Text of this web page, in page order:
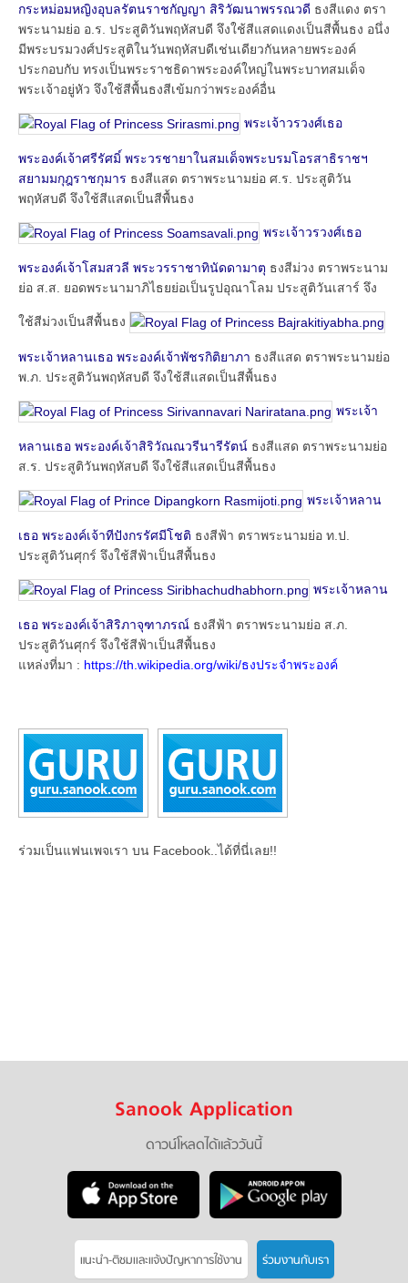
กระหม่อมหญิงอุบลรัตนราชกัญญา สิริวัฒนาพรรณวดี ธงสีแดง ตรา
พระนามย่อ อ.ร. ประสูติวันพฤหัสบดี จึงใช้สีแสดแดงเป็นสีพื้นธง อนึ่ง
มีพระบรมวงศ์ประสูติในวันพฤหัสบดีเช่นเดียวกันหลายพระองค์
ประกอบกับ ทรงเป็นพระราชธิดาพระองค์ใหญ่ในพระบาทสมเด็จ
พระเจ้าอยู่หัว จึงใช้สีพื้นธงสีเข้มกว่าพระองค์อื่น
พระเจ้าวรวงศ์เธอ
พระองค์เจ้าศรีรัศมิ์ พระวรชายาในสมเด็จพระบรมโอรสาธิราชฯ
สยามมกุฎราชกุมาร ธงสีแสด ตราพระนามย่อ ศ.ร. ประสูติวัน
พฤหัสบดี จึงใช้สีแสดเป็นสีพื้นธง
พระเจ้าวรวงศ์เธอ
พระองค์เจ้าโสมสวลี พระวรราชาทินัดดามาตุ ธงสีม่วง ตราพระนาม
ย่อ ส.ส. ยอดพระนามาภิไธยย่อเป็นรูปอุณาโลม ประสูติวันเสาร์ จึง
ใช้สีม่วงเป็นสีพื้นธง
พระเจ้าหลานเธอ พระองค์เจ้าพัชรกิติยาภา ธงสีแสด ตราพระนามย่อ
พ.ภ. ประสูติวันพฤหัสบดี จึงใช้สีแสดเป็นสีพื้นธง
พระเจ้า
หลานเธอ พระองค์เจ้าสิริวัณณวรีนารีรัตน์ ธงสีแสด ตราพระนามย่อ
ส.ร. ประสูติวันพฤหัสบดี จึงใช้สีแสดเป็นสีพื้นธง
พระเจ้าหลาน
เธอ พระองค์เจ้าทีปังกรรัศมีโชติ ธงสีฟ้า ตราพระนามย่อ ท.ป.
ประสูติวันศุกร์ จึงใช้สีฟ้าเป็นสีพื้นธง
พระเจ้าหลาน
เธอ พระองค์เจ้าสิริภาจุฑาภรณ์ ธงสีฟ้า ตราพระนามย่อ ส.ภ.
ประสูติวันศุกร์ จึงใช้สีฟ้าเป็นสีพื้นธง
แหล่งที่มา : https://th.wikipedia.org/wiki/ธงประจำพระองค์
ร่วมเป็นแฟนเพจเรา บน Facebook..ได้ที่นี่เลย!!
Sanook Application
ดาวน์โหลดได้แล้ววันนี้
แนะนำ-ติชมเเละแจ้งปัญหาการใช้งาน ร่วมงานกับเรา